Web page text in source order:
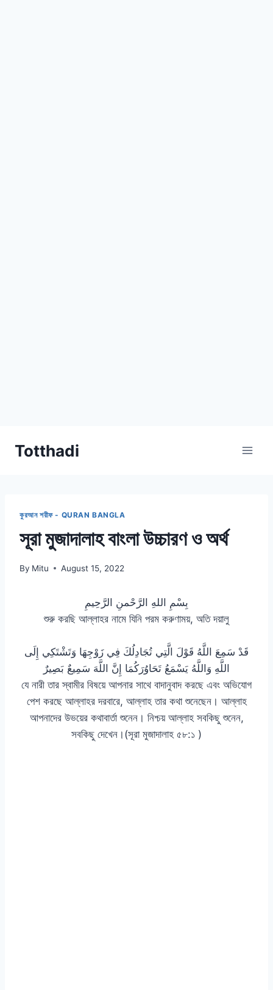
Totthadi
কুরআন শরীফ - QURAN BANGLA
সূরা মুজাদালাহ বাংলা উচ্চারণ ও অর্থ
By Mitu August 15, 2022
بِسْمِ اللهِ الرَّحْمنِ الرَّحِيمِ
শুরু করছি আল্লাহর নামে যিনি পরম করুণাময়, অতি দয়ালু
قَدْ سَمِعَ اللَّهُ قَوْلَ الَّتِي تُجَادِلُكَ فِي زَوْجِهَا وَتَشْتَكِي إِلَى
اللَّهِ وَاللَّهُ يَسْمَعُ تَحَاوُرَكُمَا إِنَّ اللَّهَ سَمِيعٌ بَصِيرٌ
যে নারী তার স্বামীর বিষয়ে আপনার সাথে বাদানুবাদ করছে এবং অভিযোগ
পেশ করছে আল্লাহর দরবারে, আল্লাহ তার কথা শুনেছেন। আল্লাহ
আপনাদের উভয়ের কথাবার্তা শুনেন। নিশ্চয় আল্লাহ সবকিছু শুনেন,
সবকিছু দেখেন।(সূরা মুজাদালাহ ৫৮:১ )